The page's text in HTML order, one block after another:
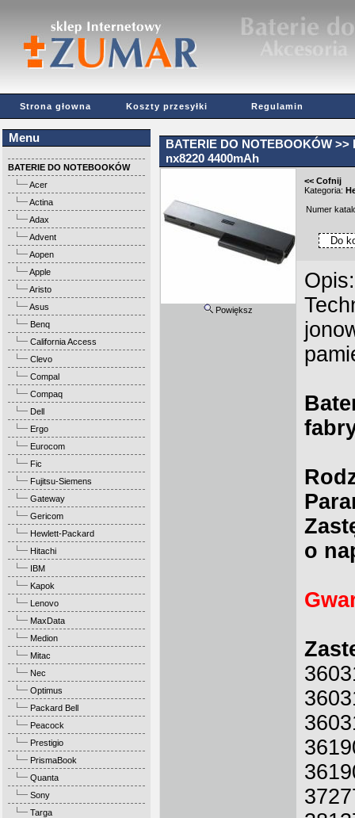
Strona głowna Koszty przesyłki Regulamin
Menu
BATERIE DO NOTEBOOKÓW
Acer
Actina
Adax
Advent
Aopen
Apple
Aristo
Asus
Benq
California Access
Clevo
Compal
Compaq
Dell
Ergo
Eurocom
Fic
Fujitsu-Siemens
Gateway
Gericom
Hewlett-Packard
Hitachi
IBM
Kapok
Lenovo
MaxData
Medion
Mitac
Nec
Optimus
Packard Bell
Peacock
Prestigio
PrismaBook
Quanta
Sony
Targa
BATERIE DO NOTEBOOKÓW >>
nx8220 4400mAh
Powiększ
<< Cofnij
Kategoria:
Numer
Opis:
o